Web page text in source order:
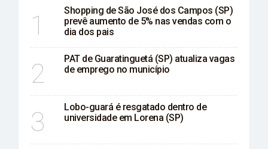
1
Shopping de São José dos Campos (SP)
prevê aumento de 5% nas vendas com o
dia dos pais
2
PAT de Guaratinguetá (SP) atualiza vagas
de emprego no município
3
Lobo-guará é resgatado dentro de
universidade em Lorena (SP)